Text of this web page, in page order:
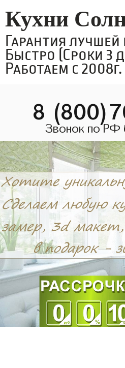
Кухни
Гарантия
Быстро (Сроки 3
Работаем с 2008г.
8
Звонок по РФ